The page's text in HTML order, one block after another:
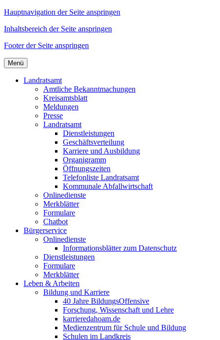
Hauptnavigation der Seite anspringen
Inhaltsbereich der Seite anspringen
Footer der Seite anspringen
Menü
Landratsamt
Amtliche Bekanntmachungen
Kreisamtsblatt
Meldungen
Presse
Landratsamt
Dienstleistungen
Geschäftsverteilung
Karriere und Ausbildung
Organigramm
Öffnungszeiten
Telefonliste Landratsamt
Kommunale Abfallwirtschaft
Onlinedienste
Merkblätter
Formulare
Chatbot
Bürgerservice
Onlinedienste
Informationsblätter zum Datenschutz
Dienstleistungen
Formulare
Merkblätter
Leben & Arbeiten
Bildung und Karriere
40 Jahre BildungsOffensive
Forschung, Wissenschaft und Lehre
karrieredahoam.de
Medienzentrum für Schule und Bildung
Schulen im Landkreis